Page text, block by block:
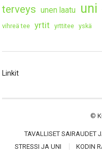
terveys unen laatu uni
vihreä tee
yrtit yrttitee yskä
Linkit
©
TAVALLISET SAIRAUDET
STRESSI JA UNI
KODIN